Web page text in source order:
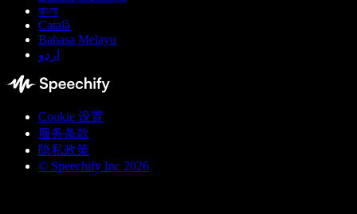
বাংলা
Català
Bahasa Melayu
اردو
Cookie 设置
服务条款
隐私政策
© Speechify Inc 2026